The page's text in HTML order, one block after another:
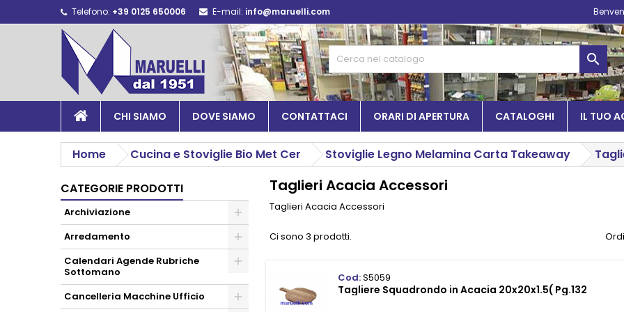
Telefono: +39 0125 650006 E-mail: info@maruelli.com

CHI SIAMO DOVE SIAMO CONTATTACI ORARI DI APERTURA CATALOGHI IL TUO
Home Cucina e Stoviglie Bio Met Cer Stoviglie Legno Melamina Carta Takeaway
CATEGORIE PRODOTTI
Archiviazione
Arredamento
Calendari Agende Rubriche
Sottomano
Cancelleria Macchine Ufficio
Taglieri Acacia Accessori
Taglieri Acacia Accessori
Ci sono 3 prodotti.
Cod:S5059
Tagliere Squadrondo in Acacia 20x20x1.5( Pg.132